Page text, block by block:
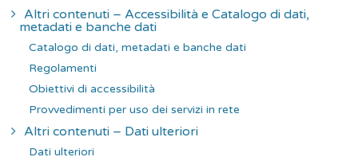
Altri contenuti – Accessibilità e Catalogo di dati,
metadati e banche dati
Catalogo di dati, metadati e banche dati
Regolamenti
Obiettivi di accessibilità
Provvedimenti per uso dei servizi in rete
Altri contenuti – Dati ulteriori
Dati ulteriori